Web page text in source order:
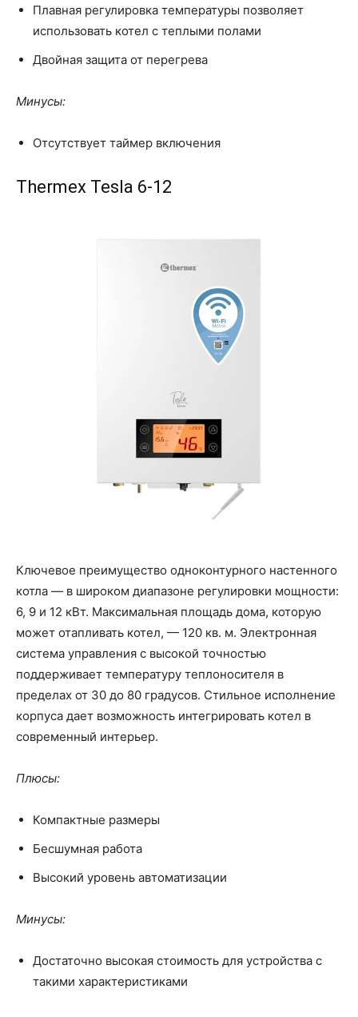
Плавная регулировка температуры позволяет
использовать котел с теплыми полами
Двойная защита от перегрева
Минусы:
Отсутствует таймер включения
Thermex Tesla 6-12
Ключевое преимущество одноконтурного настенного
котла — в широком диапазоне регулировки мощности:
6, 9 и 12 кВт. Максимальная площадь дома, которую
может отапливать котел, — 120 кв. м. Электронная
система управления с высокой точностью
поддерживает температуру теплоносителя в
пределах от 30 до 80 градусов. Стильное исполнение
корпуса дает возможность интегрировать котел в
современный интерьер.
Плюсы:
Компактные размеры
Бесшумная работа
Высокий уровень автоматизации
Минусы:
Достаточно высокая стоимость для устройства с
такими характеристиками